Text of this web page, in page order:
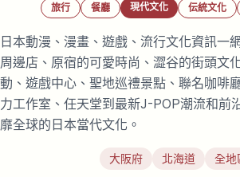
旅行 餐廳 現代文化 伝統文化
日本動漫、漫畫、遊戲、流行文化資訊一
周邊店、原宿的可愛時尚、澀谷的街頭文
動、遊戲中心、聖地巡禮景點、聯名咖啡
力工作室、任天堂到最新J-POP潮流和前
靡全球的日本當代文化。
大阪府 北海道 全地